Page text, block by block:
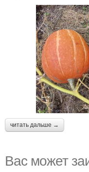
читать дальше →
Вас может